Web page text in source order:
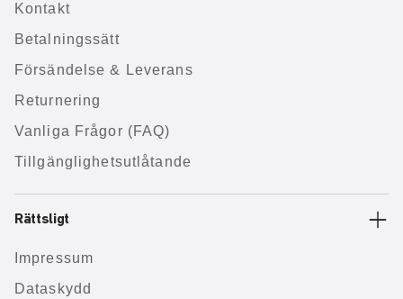
Kontakt
Betalningssätt
Försändelse & Leverans
Returnering
Vanliga Frågor (FAQ)
Tillgänglighetsutlåtande
Rättsligt
Impressum
Dataskydd